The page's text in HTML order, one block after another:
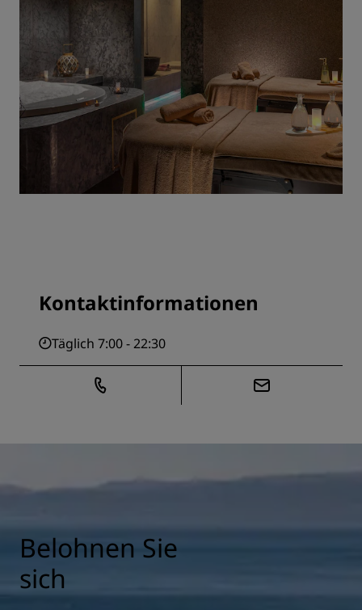
Kontaktinformationen
Täglich 7:00 - 22:30
Belohnen Sie
sich